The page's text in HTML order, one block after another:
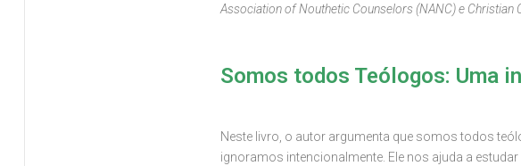
Association of Nouthetic Counselors (NANC) e Christian
Somos todos Teólogos: Uma
Neste livro, o autor argumenta que somos todos
ignoramos intencionalmente. Ele nos ajuda a